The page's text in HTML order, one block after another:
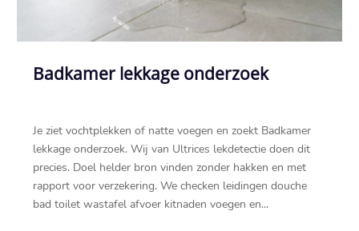
Badkamer lekkage onderzoek
Je ziet vochtplekken of natte voegen en zoekt Badkamer
lekkage onderzoek.​ Wij van Ultrices lekdetectie doen dit
precies.​ Doel helder bron vinden zonder hakken en met
rapport voor verzekering.​ We checken leidingen douche
bad toilet wastafel afvoer kitnaden voegen en...